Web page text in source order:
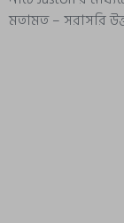
মতামত – সরাসরি